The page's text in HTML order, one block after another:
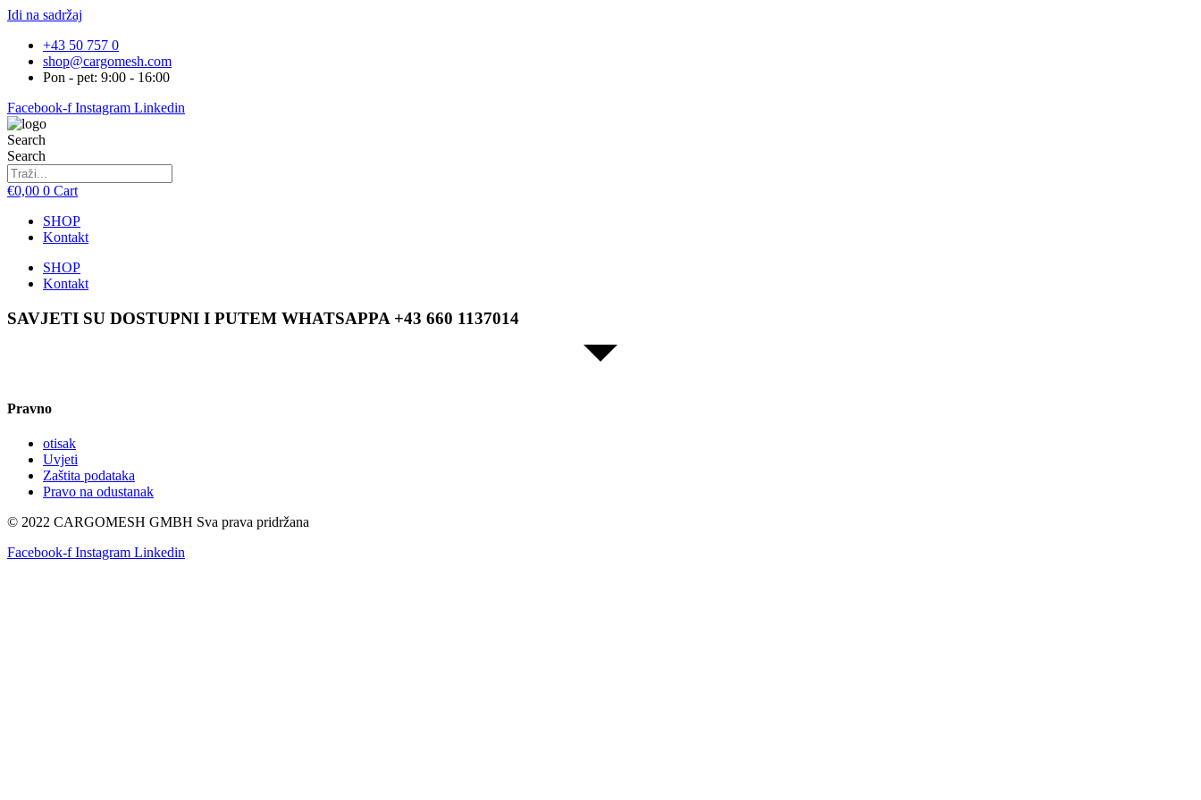
Idi na sadržaj
+43 50 757 0
shop@cargomesh.com
Pon - pet: 9:00 - 16:00
Facebook-f Instagram Linkedin
Search
Search
€0,00 0 Cart
SHOP
Kontakt
SHOP
Kontakt
SAVJETI SU DOSTUPNI I PUTEM WHATSAPPA +43 660 1137014
Pravno
otisak
Uvjeti
Zaštita podataka
Pravo na odustanak
© 2022 CARGOMESH GMBH Sva prava pridržana
Facebook-f Instagram Linkedin